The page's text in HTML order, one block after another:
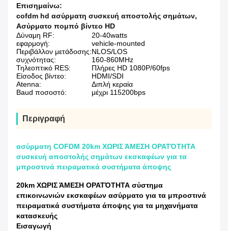
Επισημαίνω:
cofdm hd ασύρματη συσκευή αποστολής σημάτων,
Ασύρματο πομπό βίντεο HD
Δύναμη RF:
20-40watts
εφαρμογή:
vehicle-mounted
Περιβάλλον μετάδοσης:NLOS/LOS
συχνότητας:
160-860MHz
Τηλεοπτικό RES:
Πλήρες HD 1080P/60fps
Είσοδος βίντεο:
HDMI/SDI
Atenna:
Διπλή κεραία
Baud ποσοστό:
μέχρι 115200bps
Περιγραφή
ασύρματη COFDM 20km ΧΩΡΙΣ ΆΜΕΣΗ ΟΡΑΤΌΤΗΤΑ
συσκευή αποστολής σημάτων εκσκαφέων για τα
μπροστινά πειραματικά συστήματα άποψης
20km ΧΩΡΙΣ ΆΜΕΣΗ ΟΡΑΤΌΤΗΤΑ σύστημα
επικοινωνιών εκσκαφέων ασύρματο για τα μπροστινά
πειραματικά συστήματα άποψης για τα μηχανήματα
κατασκευής
Εισαγωγή